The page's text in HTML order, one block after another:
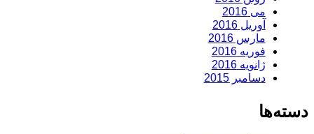
می 2016
آوریل 2016
مارس 2016
فوریه 2016
ژانویه 2016
دسامبر 2015
دسته‌ها